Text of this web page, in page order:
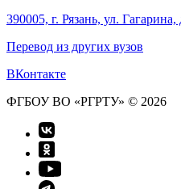
390005, г. Рязань, ул.
Перевод из других вузов
ВКонтакте
ФГБОУ ВО «РГРТУ» © 2026